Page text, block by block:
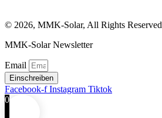
© 2026, MMK-Solar, All Rights Reserved
MMK-Solar Newsletter
Email
Einschreiben
Facebook-f Instagram Tiktok
0